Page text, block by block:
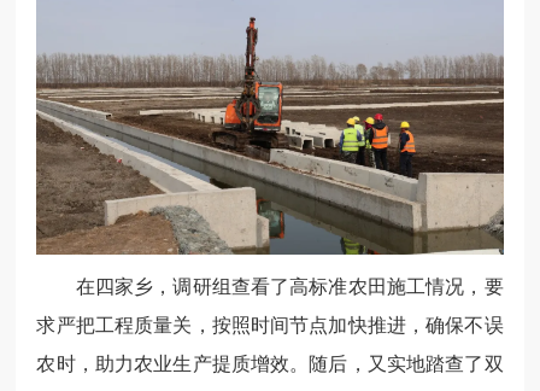
在四家乡，调研组查看了高标准农田施工情况，要
求严把工程质量关，按照时间节点加快推进，确保不误
农时，助力农业生产提质增效。随后，又实地踏查了双